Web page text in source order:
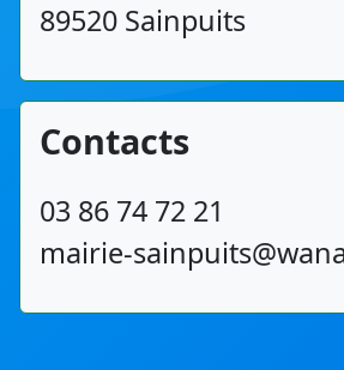
89520 Sainpuits
Contacts
03 86 74 72 21
mairie-